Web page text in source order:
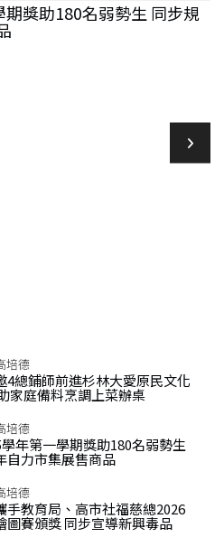
獎助180名弱勢生 同步規
培德
4總鋪師前進杉林大愛原民文化
家庭備料烹調上菜辦桌
培德
年第一學期獎助180名弱勢生
自力市集展售商品
培德
手教育局、高市社福慈總2026
圖賽頒獎 同步宣導新興毒品